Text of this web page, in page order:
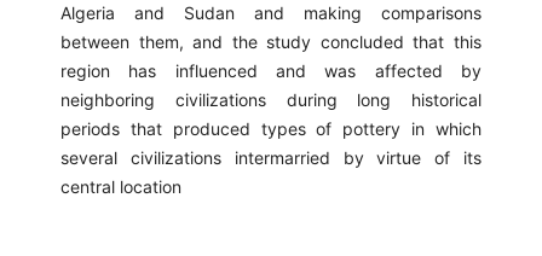
Algeria and Sudan and making comparisons
between them, and the study concluded that this
region has influenced and was affected by
neighboring civilizations during long historical
periods that produced types of pottery in which
several civilizations intermarried by virtue of its
central location